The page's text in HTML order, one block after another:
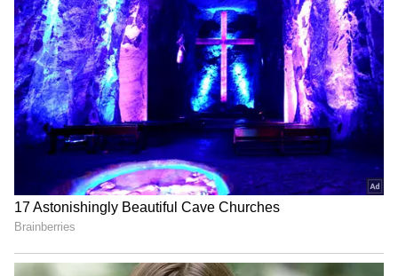
தனி ! - இளைஞர்களை அதிர
வைத்த அண்ணாமலையின்
மாஸ் ஸ்பீச் !